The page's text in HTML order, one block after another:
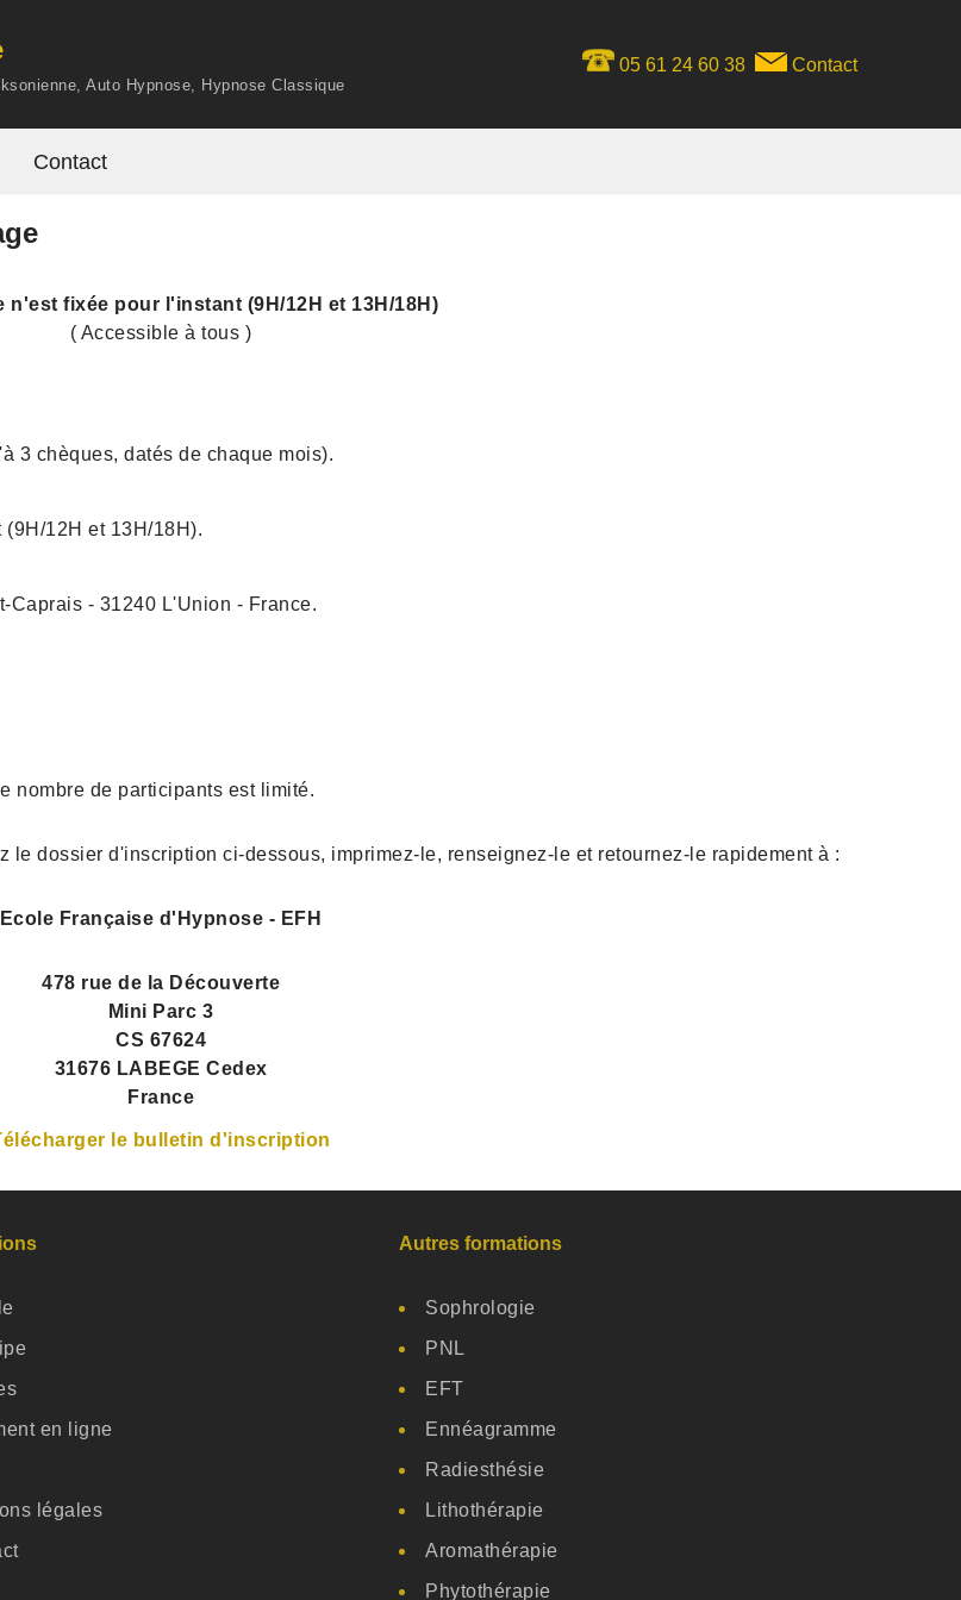
Auto Hypnose, Hypnose Classique
05 61 24 60 38 Contact
Contact
n'est fixée pour l'instant (9H/12H et 13H/18H)
( Accessible à tous )
3 chèques, datés de chaque mois).
12H et 13H/18H).
Caprais - 31240 L'Union - France.
nombre de participants est limité.
le dossier d'inscription ci-dessous, imprimez-le, renseignez-le et retournez-le rapidement à :
Ecole Française d'Hypnose - EFH
478 rue de la Découverte
Mini Parc 3
CS 67624
31676 LABEGE Cedex
France
le bulletin d'inscription
en ligne
légales
Autres formations
Sophrologie
PNL
EFT
Ennéagramme
Radiesthésie
Lithothérapie
Aromathérapie
Phytothérapie